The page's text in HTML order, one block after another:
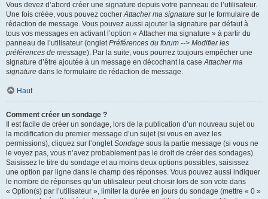
Vous devez d’abord créer une signature depuis votre panneau de l’utilisateur.
Une fois créée, vous pouvez cocherAttacher ma signature sur le formulaire de
rédaction de message. Vous pouvez aussi ajouter la signature par défaut à
tous vos messages en activant l’option « Attacher ma signature » à partir du
panneau de l’utilisateur (ongletPréférences du forum --> Modifier les
préférences de message). Par la suite, vous pourrez toujours empêcher une
signature d’être ajoutée à un message en décochant la caseAttacher ma
signature dans le formulaire de rédaction de message.
Haut
Comment créer un sondage ?
Il est facile de créer un sondage, lors de la publication d’un nouveau sujet ou
la modification du premier message d’un sujet (si vous en avez les
permissions), cliquez sur l’ongletSondage sous la partie message (si vous ne
le voyez pas, vous n’avez probablement pas le droit de créer des sondages).
Saisissez le titre du sondage et au moins deux options possibles, saisissez
une option par ligne dans le champ des réponses. Vous pouvez aussi indiquer
le nombre de réponses qu’un utilisateur peut choisir lors de son vote dans
« Option(s) par l’utilisateur », limiter la durée en jours du sondage (mettre « 0 »